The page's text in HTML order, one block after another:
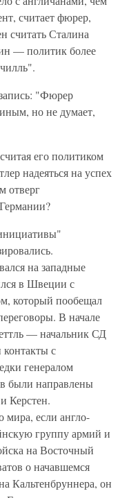
считает фюрер,
считать Сталина
— политик более
"Фюрер
но не думает,
его политиком
надеяться на успех
отверг
на западные
в Швеции с
который пообещал
В начале
— начальник СД
с
генералом
были направлены
Керстен.
мира, если англо-
группу армий и
на Восточный
о начавшемся
Кальтенбруннера, он